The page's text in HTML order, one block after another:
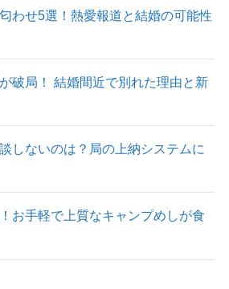
わせ5選！熱愛報道と結婚の可能性
破局！ 結婚間近で別れた理由と新
しないのは？局の上納システムに
お手軽で上質なキャンプめしが食